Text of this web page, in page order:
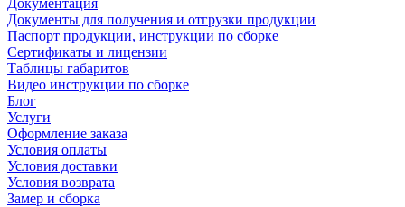
Документация
Документы для получения и отгрузки продукции
Паспорт продукции, инструкции по сборке
Сертификаты и лицензии
Таблицы габаритов
Видео инструкции по сборке
Блог
Услуги
Оформление заказа
Условия оплаты
Условия доставки
Условия возврата
Замер и сборка